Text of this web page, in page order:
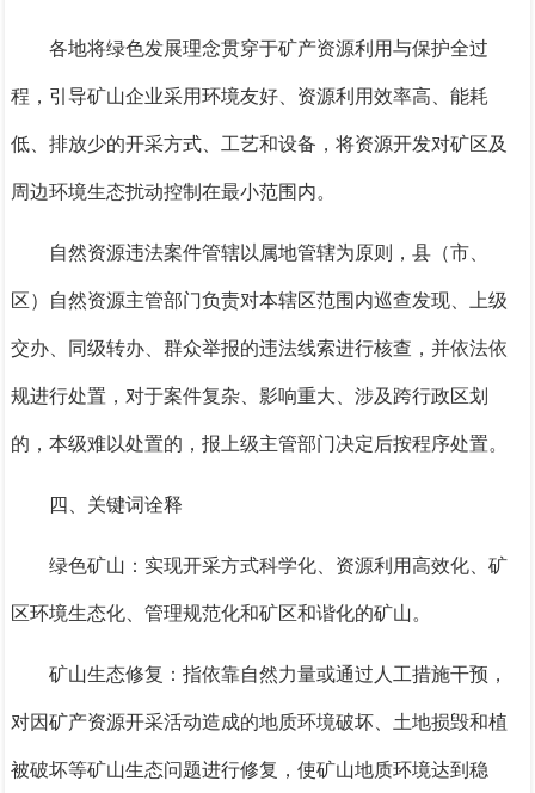
各地将绿色发展理念贯穿于矿产资源利用与保护全过
程，引导矿山企业采用环境友好、资源利用效率高、能耗
低、排放少的开采方式、工艺和设备，将资源开发对矿区及
周边环境生态扰动控制在最小范围内。
自然资源违法案件管辖以属地管辖为原则，县（市、
区）自然资源主管部门负责对本辖区范围内巡查发现、上级
交办、同级转办、群众举报的违法线索进行核查，并依法依
规进行处置，对于案件复杂、影响重大、涉及跨行政区划
的，本级难以处置的，报上级主管部门决定后按程序处置。
四、关键词诠释
绿色矿山：实现开采方式科学化、资源利用高效化、矿
区环境生态化、管理规范化和矿区和谐化的矿山。
矿山生态修复：指依靠自然力量或通过人工措施干预，
对因矿产资源开采活动造成的地质环境破坏、土地损毁和植
被破坏等矿山生态问题进行修复，使矿山地质环境达到稳